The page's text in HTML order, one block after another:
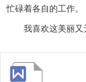
忙碌着各自的工作。
我喜欢这美丽又